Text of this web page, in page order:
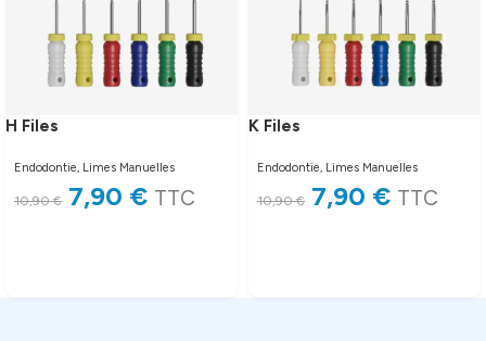
H Files
Endodontie, Limes Manuelles
10,90€ 7,90 € TTC
K Files
Endodontie, Limes Manuelles
10,90€ 7,90 € TTC